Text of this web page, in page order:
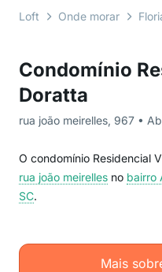
Condomínio
Doratta
rua joão meirelles, 967 •
O condomínio Residencial
rua joão meirelles no bairro
SC.
Mais
Loft Onde morar